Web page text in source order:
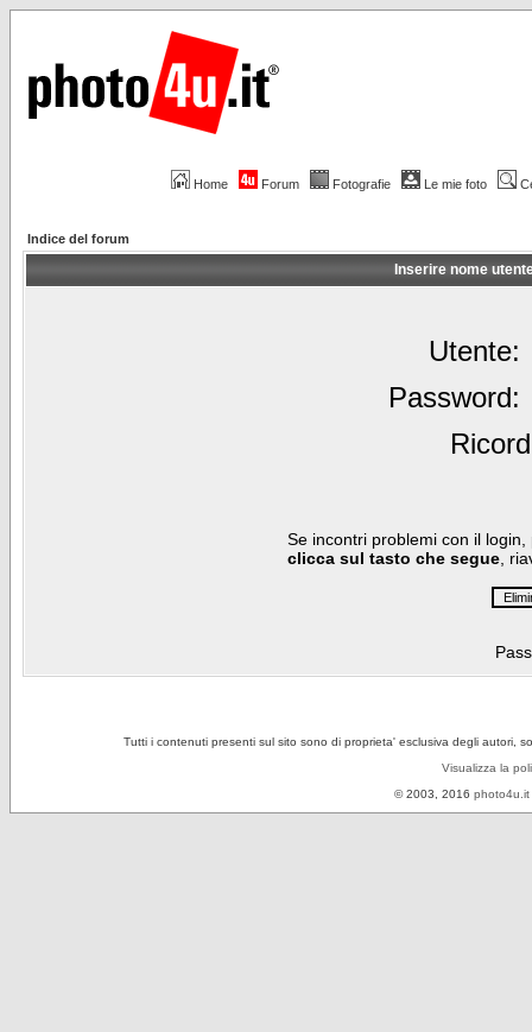
Home Forum Fotografie Le mie foto
Indice del forum
Inserire nome
Utente:
Password:
Se incontri problemi con il
clicca sul tasto che segue ,
Tutti i contenuti presenti sul sito sono di proprieta' esclusiva degli autori,
Visualizza la
© 2003, 2016 photo4u.it